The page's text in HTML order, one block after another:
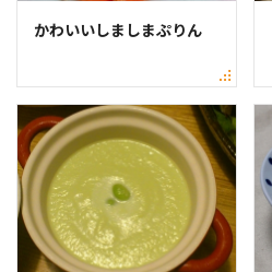
かわいいしましまぷりん